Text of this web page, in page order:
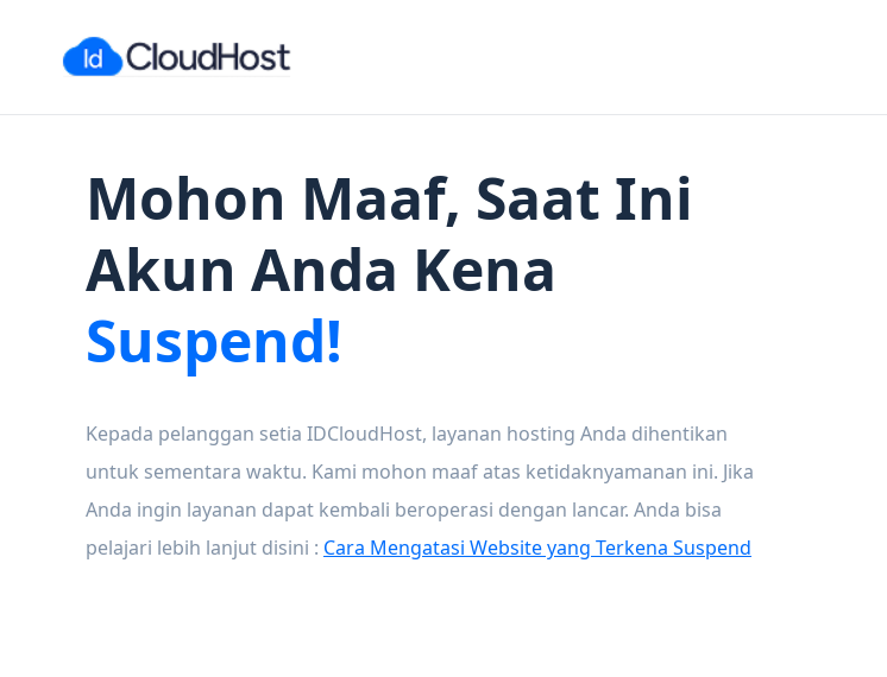
Mohon Maaf, Saat Ini
Akun Anda Kena
Suspend!
Kepada pelanggan setia IDCloudHost, layanan hosting Anda dihentikan
untuk sementara waktu. Kami mohon maaf atas ketidaknyamanan ini. Jika
Anda ingin layanan dapat kembali beroperasi dengan lancar. Anda bisa
pelajari lebih lanjut disini : Cara Mengatasi Website yang Terkena Suspend